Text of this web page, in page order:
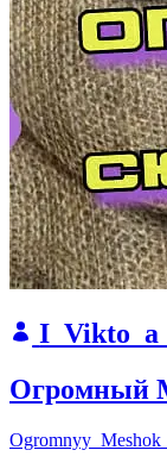
Огромный